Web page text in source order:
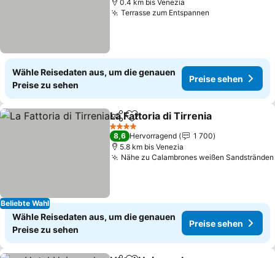
0.4 km bis Venezia
Terrasse zum Entspannen
Wähle Reisedaten aus, um die genauen
Preise zu sehen
Preise sehen
Beliebte Wahl
TeilenZu Favoriten hinzufügen
La Fattoria di Tirrenia
4 Sterne
8,6 Hervorragend
1 700
5.8 km bis Venezia
Nähe zu Calambrones weißen Sandstränden
Wähle Reisedaten aus, um die genauen
Preise zu sehen
Preise sehen